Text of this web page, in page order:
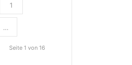
1
…
Seite 1 von 16